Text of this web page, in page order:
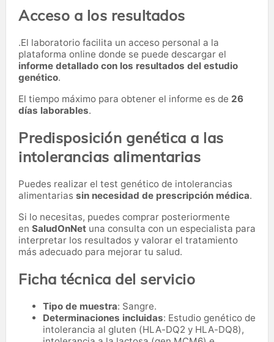
Acceso a los resultados
.El laboratorio facilita un acceso personal a la
plataforma online donde se puede descargar el
informe detallado con los resultados del estudio
genético.
El tiempo máximo para obtener el informe es de 26
días laborables.
Predisposición genética a las
intolerancias alimentarias
Puedes realizar el test genético de intolerancias
alimentarias sin necesidad de prescripción médica.
Si lo necesitas, puedes comprar posteriormente
en SaludOnNet una consulta con un especialista para
interpretar los resultados y valorar el tratamiento
más adecuado para mejorar tu salud.
Ficha técnica del servicio
Tipo de muestra: Sangre.
Determinaciones incluidas: Estudio genético de
intolerancia al gluten (HLA-DQ2 y HLA-DQ8),